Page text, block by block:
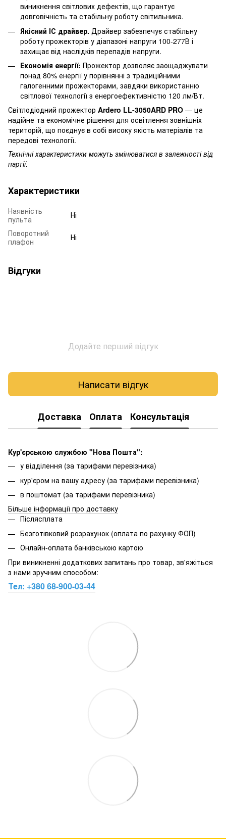
виникнення світлових дефектів, що гарантує
довговічність та стабільну роботу світильника.
Якісний ІС драйвер. Драйвер забезпечує стабільну
роботу прожекторів у діапазоні напруги 100-277В і
захищає від наслідків перепадів напруги.
Економія енергії: Прожектор дозволяє заощаджувати
понад 80% енергії у порівнянні з традиційними
галогенними прожекторами, завдяки використанню
світлової технології з енергоефективністю 120 лм/Вт.
Світлодіодний прожектор Ardero LL-3050ARD PRO — це
надійне та економічне рішення для освітлення зовнішніх
територій, що поєднує в собі високу якість матеріалів та
передові технології.
Технічні характеристики можуть змінюватися в залежності від
партії.
Характеристики
Наявність
пульта
Ні
Поворотний
плафон
Ні
Відгуки
Додайте перший відгук
Написати відгук
Доставка Оплата Консультація
Кур'єрською службою "Нова Пошта":
у відділення (за тарифами перевізника)
кур'єром на вашу адресу (за тарифами перевізника)
в поштомат (за тарифами перевізника)
Більше інформації про доставку
Післясплата
Безготівковий розрахунок (оплата по рахунку ФОП)
Онлайн-оплата банківською картою
При виникненні додаткових запитань про товар, зв'яжіться
з нами зручним способом:
Тел: +380 68-900-03-44